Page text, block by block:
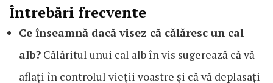
Întrebări frecvente
Ce înseamnă dacă visez că călăresc un cal
alb? Călăritul unui cal alb în vis sugerează că vă
aflați în controlul vieții voastre și că vă deplasați